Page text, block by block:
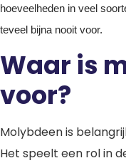
hoeveelheden in veel
teveel bijna nooit voor.
Waar is
voor?
Molybdeen is
Het speelt een rol in